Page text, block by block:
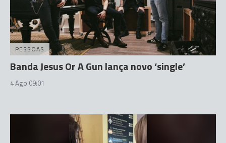
PESSOAS
Banda Jesus Or A Gun lança novo ‘single’
4 Ago 09:01